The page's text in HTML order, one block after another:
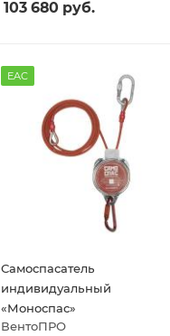
103 680 руб.
EAC
Самоспасатель
индивидуальный
«Моноспас»
ВентоПРО